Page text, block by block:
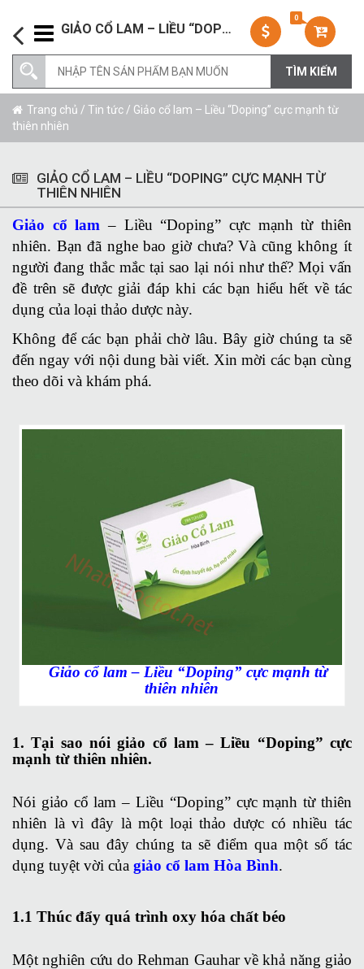
GIẢO CỔ LAM – LIỀU “DOPING” CỰC MẠNH TỪ THIÊN NHIÊN
0
Trang chủ / Tin tức / Giảo cổ lam – Liều “Doping” cực mạnh từ
thiên nhiên
GIẢO CỔ LAM – LIỀU “DOPING” CỰC MẠNH TỪ
THIÊN NHIÊN
Giảo cổ lam – Liều “Doping” cực mạnh từ thiên
nhiên. Bạn đã nghe bao giờ chưa? Và cũng không ít
người đang thắc mắc tại sao lại nói như thế? Mọi vấn
đề trên sẽ được giải đáp khi các bạn hiểu hết về tác
dụng của loại thảo dược này.
Không để các bạn phải chờ lâu. Bây giờ chúng ta sẽ
đến ngay với nội dung bài viết. Xin mời các bạn cùng
theo dõi và khám phá.
Giảo cổ lam – Liều “Doping” cực mạnh từ
thiên nhiên
1. Tại sao nói giảo cổ lam – Liều “Doping” cực
mạnh từ thiên nhiên.
Nói giảo cổ lam – Liều “Doping” cực mạnh từ thiên
nhiên là vì đây là một loại thảo dược có nhiều tác
dụng. Và sau đây chúng ta sẽ điểm qua một số tác
dụng tuyệt vời của giảo cổ lam Hòa Bình.
1.1 Thúc đẩy quá trình oxy hóa chất béo
Một nghiên cứu do Rehman Gauhar về khả năng giảo